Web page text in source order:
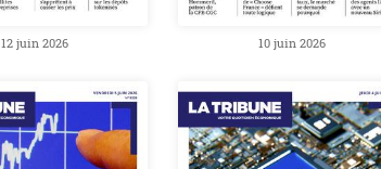
12 juin 2026 10 juin 2026